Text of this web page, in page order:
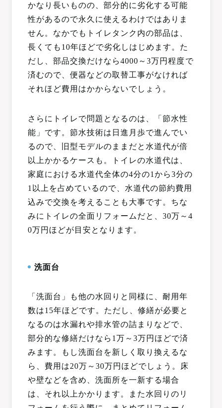
かなり長いものの、部分的に劣化する可能
性があるので永久に使えるわけではありま
せん。なかでもトイレタンク内の部品は、
長くても10年ほどで劣化しはじめます。た
だし、部品交換だけなら4000～3万円程度で
済むので、便器などの取替工事がなければ
それほど費用はかからないでしょう。
さらにトイレで問題となるのは、「節水性
能」です。節水技術は日進月歩で進んでい
るので、旧型モデルのままだと水道代が倍
以上かかるケースも。トイレの水道代は、
家庭における水道代全体の4分の1から3分の
1以上を占めているので、水道代の節約費用
込みで交換を考えることも大事です。ちな
みにトイレの全面リフォームだと、30万～4
0万円ほどが目安となります。
洗面台
「洗面台」も他の水回りと同様に、耐用年
数は15年ほどです。ただし、修繕が必要と
なるのは水漏れや排水管の詰まりなどで、
部分的な修繕だけなら1万～3万円ほどで済
みます。もし洗面台を新しく取り換えるな
ら、費用は20万～30万円ほどでしょう。床
や壁などを含め、洗面所を一新する場合
は、それ以上かかります。また水回りのリ